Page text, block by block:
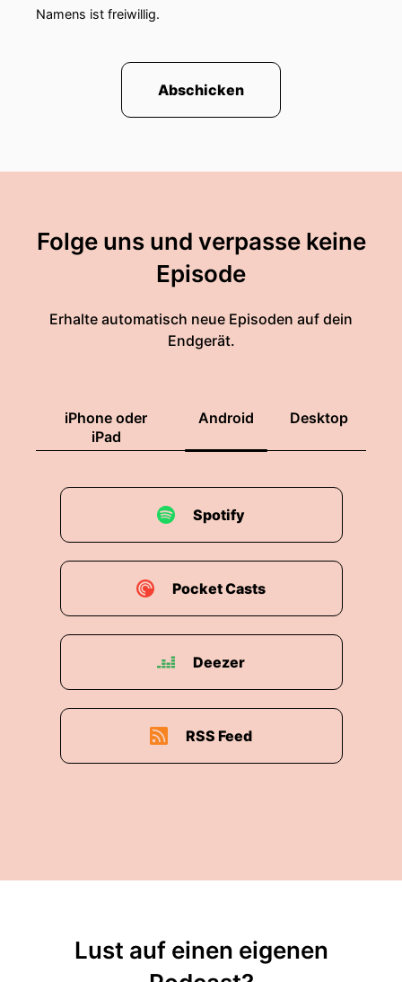
Namens ist freiwillig.
Abschicken
Folge uns und verpasse keine
Episode
Erhalte automatisch neue Episoden auf dein
Endgerät.
iPhone oder
iPad
Android Desktop
Spotify
Pocket Casts
Deezer
RSS Feed
Lust auf einen eigenen